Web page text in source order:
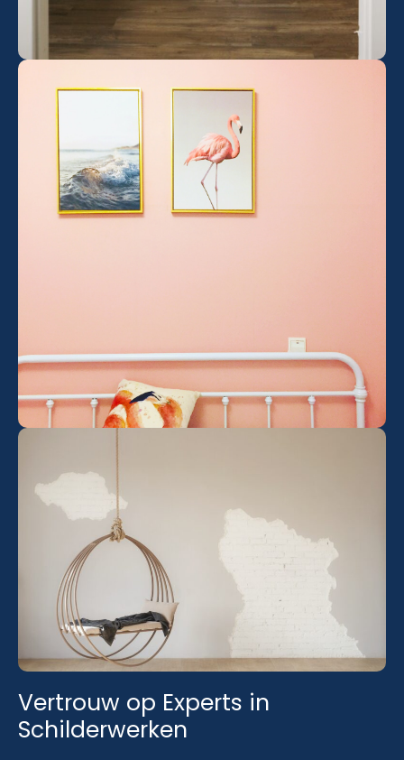
Vertrouw op Experts in
Schilderwerken